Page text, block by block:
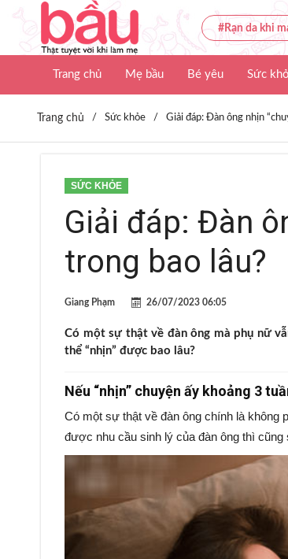
#Rạn da khi
Trang chủ Mẹ bầu Bé yêu Sức
Trang chủ / Sức khỏe / Giải đáp: Đàn ông nhịn
SỨC KHỎE
Giải đáp: Đàn
trong bao lâu?
Giang Phạm 26/07/2023 06:05
Có một sự thật về đàn ông mà phụ nữ
thể “nhịn” được bao lâu?
Nếu “nhịn” chuyện ấy khoảng 3
Có một sự thật về đàn ông chính là không
được nhu cầu sinh lý của đàn ông thì